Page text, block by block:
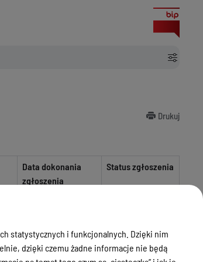
Drukuj
Data dokonania
zgłoszenia
Status zgłoszenia
statystycznych i funkcjonalnych. Dzięki nim
dzięki czemu żadne informacje nie będą